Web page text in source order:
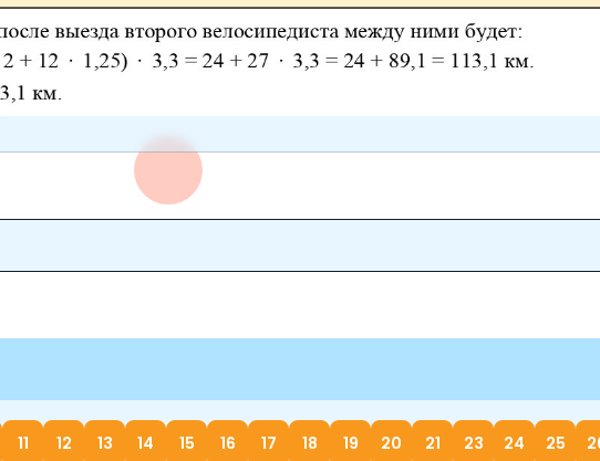
11 12 13 14 15 16 17 18 19 20 21 23 24 25